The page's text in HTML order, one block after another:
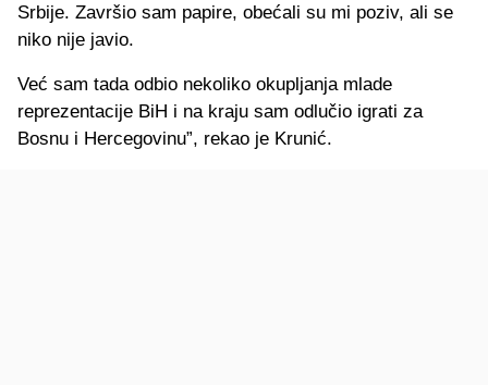
Srbije. Završio sam papire, obećali su mi poziv, ali se
niko nije javio.
Već sam tada odbio nekoliko okupljanja mlade
reprezentacije BiH i na kraju sam odlučio igrati za
Bosnu i Hercegovinu”, rekao je Krunić.